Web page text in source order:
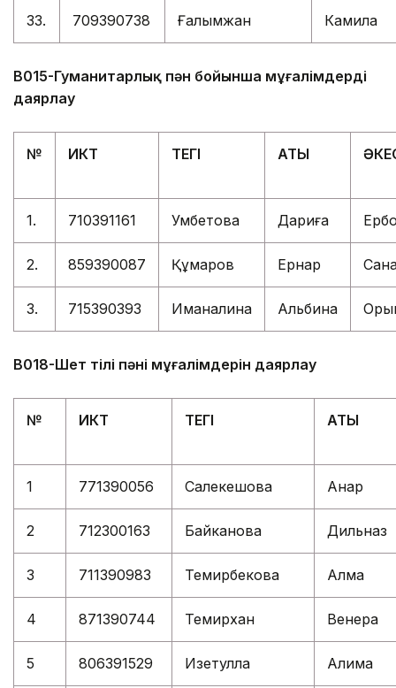
33. 709390738 Ғалымжан Камила
В015-Гуманитарлық пән бойынша мұғалімдерді
даярлау
№ ИКТ ТЕГІ АТЫ
1. 710391161 Умбетова Дариға
2. 859390087 Құмаров Ернар
3. 715390393 Иманалина Альбина
В018-Шет тілі пәні мұғалімдерін даярлау
№ ИКТ ТЕГІ АТЫ
1 771390056 Салекешова Анар
2 712300163 Байканова Дильназ
3 711390983 Темирбекова Алма
4 871390744 Темирхан Венера
5 806391529 Изетулла Алима